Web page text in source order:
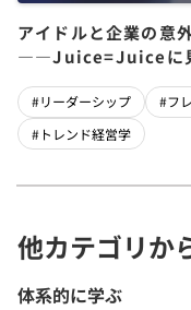
アイドルと企業の意
――Juice=Juiceに見
#リーダーシップ
#フ
#トレンド経営学
他カテゴリか
体系的に学ぶ